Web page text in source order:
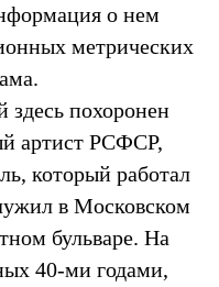
о нем
метрических
здесь похоронен
артист РСФСР,
который работал
в Московском
бульваре. На
40-ми годами,